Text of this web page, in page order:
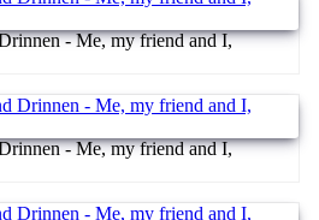
- Me, my friend and I,
- Me, my friend and I,